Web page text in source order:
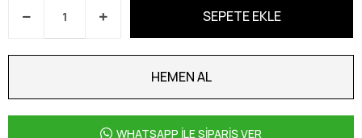
SEPETE EKLE
HEMEN AL
WHATSAPP İLE SİPARİŞ VER